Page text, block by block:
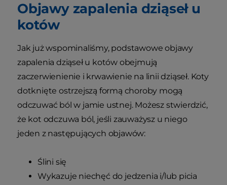
Objawy zapalenia dziąseł u
kotów
Jak już wspominaliśmy, podstawowe objawy
zapalenia dziąseł u kotów obejmują
zaczerwienienie i krwawienie na linii dziąseł. Koty
dotknięte ostrzejszą formą choroby mogą
odczuwać ból w jamie ustnej. Możesz stwierdzić,
że kot odczuwa ból, jeśli zauważysz u niego
jeden z następujących objawów:
Ślini się
Wykazuje niechęć do jedzenia i/lub picia